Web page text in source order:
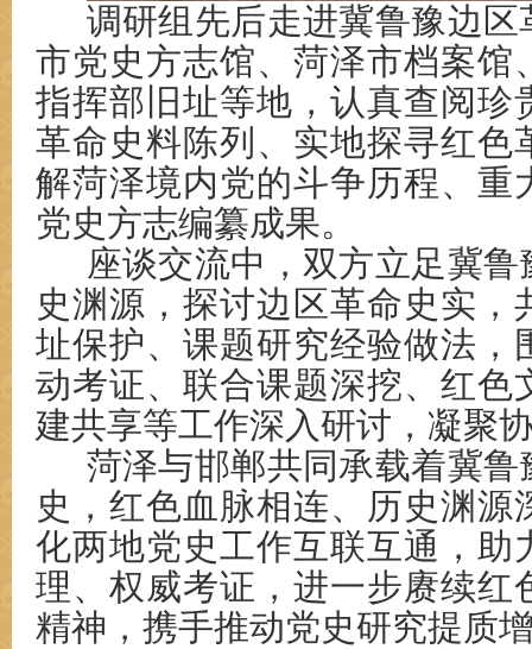
调研组先后走进冀鲁豫边
市党史方志馆、菏泽市档案馆
指挥部 旧址等地 ，认真查阅
革命史料陈列、实地探寻红色
解菏泽境内党的斗争历程、重
党史方志编纂成果。
座谈交流中， 双方立足冀鲁
史渊源， 探讨边区革命史实，
址保护、课题研究经验做法，
动考证、联合课题深挖、红色
建共享等工作深入研讨，凝聚
菏泽与邯郸共同承载着冀
史， 红色血脉相连、历史渊源
化两地党史工作互联互通，助
理、权威考证，进一步赓续红
精神，携手推动党史研究提质